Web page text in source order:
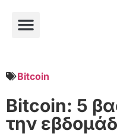
Bitcoin
Bitcoin: 5
την